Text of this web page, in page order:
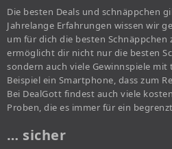
Die besten Deals und schnäppchen
Jahrelange Erfahrungen wissen wir
um für dich die besten Schnäppchen
ermöglicht dir nicht nur die besten
sondern auch viele Gewinnspiele mit
Beispiel ein Smartphone, dass zum
Bei DealGott findest auch viele
Proben, die es immer für ein
… sicher